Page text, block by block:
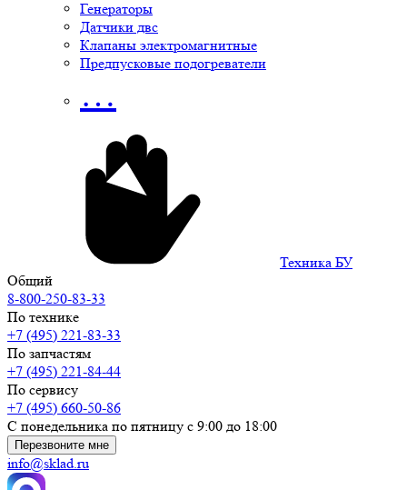
Генераторы
Датчики двс
Клапаны электромагнитные
Предпусковые подогреватели
…
Техника БУ
Общий
8-800-250-83-33
По технике
+7 (495) 221-83-33
По запчастям
+7 (495) 221-84-44
По сервису
+7 (495) 660-50-86
С понедельника по пятницу с 9:00 до 18:00
Перезвоните мне
info@sklad.ru